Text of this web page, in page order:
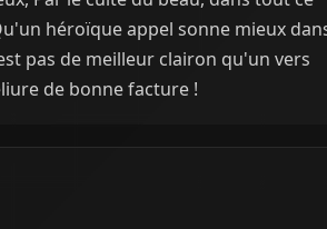
héroïque appel sonne mieux
pas de meilleur clairon qu'un vers
de bonne facture !